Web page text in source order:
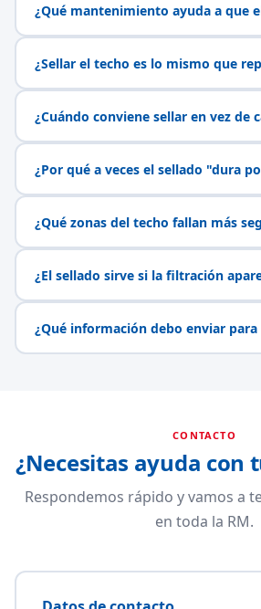
¿Qué mantenimiento ayuda a que
¿Sellar el techo es lo mismo que
¿Cuándo conviene sellar en vez de
¿Por qué a veces el sellado "dura
¿Qué zonas del techo fallan más
¿El sellado sirve si la filtración
¿Qué información debo enviar
CONTACTO
¿Necesitas ayuda con
Respondemos rápido y vamos a
en toda la RM.